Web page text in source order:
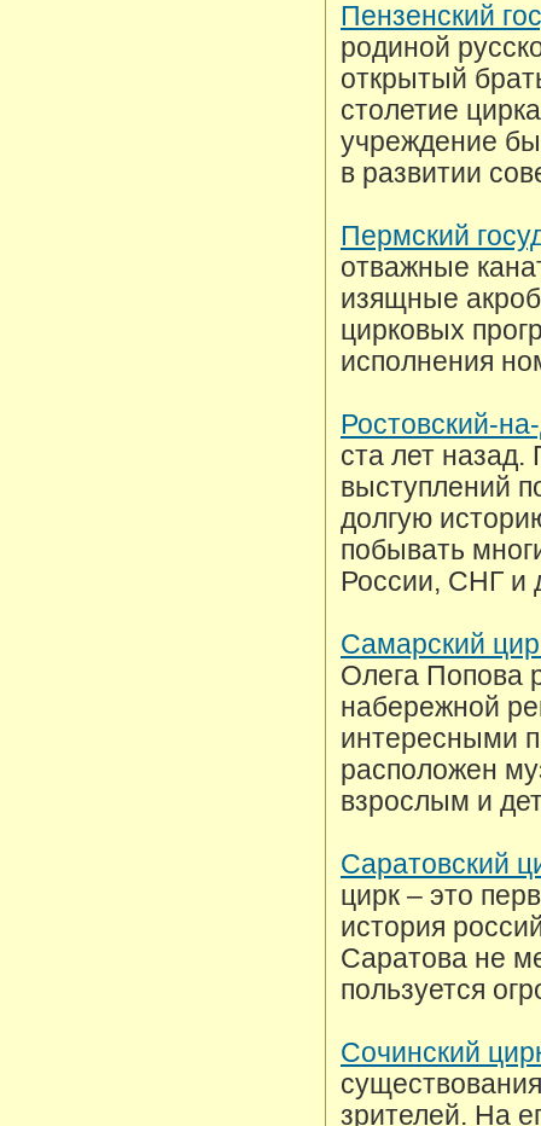
Пензенский
родиной
открытый
столетие
учреждение
в развитии
Пермский
отважные
изящные
цирковых
исполнения
Ростовский-
ста лет
выступлений
долгую
побывать
России, СНГ и
Самарский
Олега Попова
набережной
интересными
расположен
взрослым и
Саратовский
цирк – это
история
Саратова не
пользуется
Сочинский
зрителей. На